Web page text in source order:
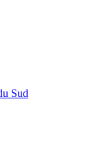
Sud